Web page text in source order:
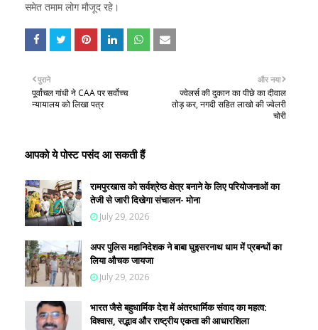
समेत तमाम लोग मौजूद रहे।
और नया
ज्वेलर्स की दुकान का पीछे का दीवाल
तोड़ कर, नगदी सहित लाखो की ज्वेलरी
चोरी
पुराने
पूर्वांचल गांधी ने CAA पर सर्वोच्च
न्यायालय को लिखा पत्र
आपको ये पोस्ट पसंद आ सकती हैं
रामपुरखास को सर्वश्रेष्ठ क्षेत्र बनाने के लिए परियोजनाओं का
तेजी से जारी दिखेगा संचालन- मोना
July 29, 2026
अपर पुलिस महानिदेशक ने बाबा घुइसरनाथ धाम में प्रबन्धों का
लिया औचक जायजा
July 29, 2026
भारत जैसे बहुधार्मिक देश में अंतरधार्मिक संवाद का महत्व:
विश्वास, सद्भाव और राष्ट्रीय एकता की आधारशिला